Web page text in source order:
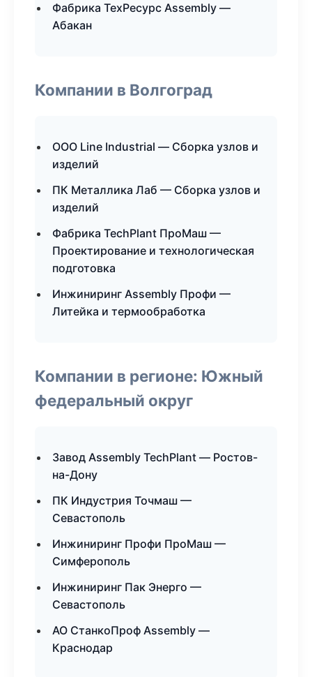
Фабрика ТехРесурс Assembly —
Абакан
Компании в Волгоград
ООО Line Industrial — Сборка узлов и
изделий
ПК Металлика Лаб — Сборка узлов и
изделий
Фабрика TechPlant ПроМаш —
Проектирование и технологическая
подготовка
Инжиниринг Assembly Профи —
Литейка и термообработка
Компании в регионе: Южный
федеральный округ
Завод Assembly TechPlant — Ростов-
на-Дону
ПК Индустрия Точмаш —
Севастополь
Инжиниринг Профи ПроМаш —
Симферополь
Инжиниринг Пак Энерго —
Севастополь
АО СтанкоПроф Assembly —
Краснодар